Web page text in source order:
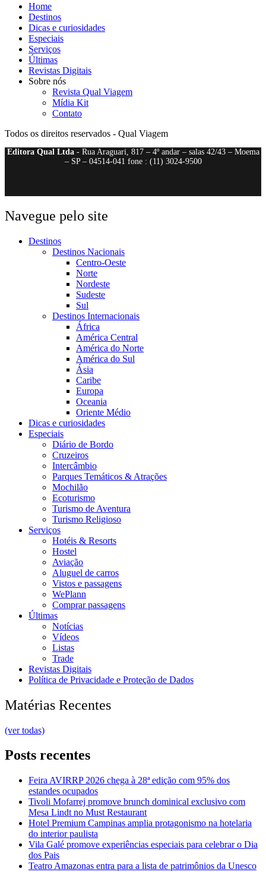
Home
Destinos
Dicas e curiosidades
Especiais
Serviços
Últimas
Revistas Digitais
Sobre nós
Revista Qual Viagem
Mídia Kit
Contato
Todos os direitos reservados - Qual Viagem
Editora Qual Ltda- Rua Araguari, 817 – 4º andar – salas 42/43 – Moema
– SP – 04514-041 fone : (11) 3024-9500
Navegue pelo site
Destinos
Destinos Nacionais
Centro-Oeste
Norte
Nordeste
Sudeste
Sul
Destinos Internacionais
África
América Central
América do Norte
América do Sul
Ásia
Caribe
Europa
Oceania
Oriente Médio
Dicas e curiosidades
Especiais
Diário de Bordo
Cruzeiros
Intercâmbio
Parques Temáticos & Atrações
Mochilão
Ecoturismo
Turismo de Aventura
Turismo Religioso
Serviços
Hotéis & Resorts
Hostel
Aviação
Aluguel de carros
Vistos e passagens
WePlann
Comprar passagens
Últimas
Notícias
Vídeos
Listas
Trade
Revistas Digitais
Política de Privacidade e Proteção de Dados
Matérias Recentes
(ver todas)
Posts recentes
Feira AVIRRP 2026 chega à 28ª edição com 95% dos
estandes ocupados
Tivoli Mofarrej promove brunch dominical exclusivo com
Mesa Lindt no Must Restaurant
Hotel Premium Campinas amplia protagonismo na hotelaria
do interior paulista
Vila Galé promove experiências especiais para celebrar o Dia
dos Pais
Teatro Amazonas entra para a lista de patrimônios da Unesco